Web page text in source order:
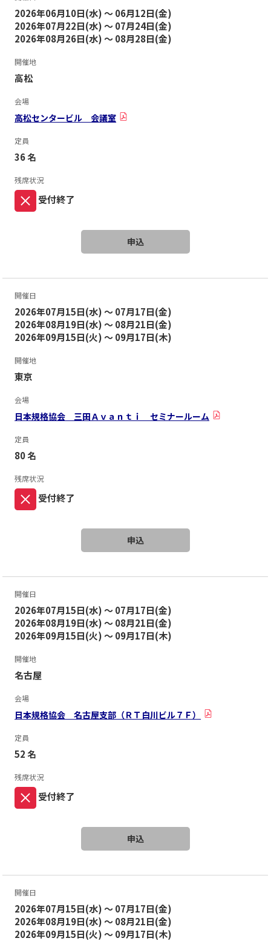
2026年06月10日(水) ～ 06月12日(金)
2026年07月22日(水) ～ 07月24日(金)
2026年08月26日(水) ～ 08月28日(金)
開催地
高松
会場
高松センタービル 会議室
定員
36 名
残席状況
受付終了
申込
開催日
2026年07月15日(水) ～ 07月17日(金)
2026年08月19日(水) ～ 08月21日(金)
2026年09月15日(火) ～ 09月17日(木)
開催地
東京
会場
日本規格協会 三田Ａｖａｎｔｉ セミナールーム
定員
80 名
残席状況
受付終了
申込
開催日
2026年07月15日(水) ～ 07月17日(金)
2026年08月19日(水) ～ 08月21日(金)
2026年09月15日(火) ～ 09月17日(木)
開催地
名古屋
会場
日本規格協会 名古屋支部（ＲＴ白川ビル７Ｆ）
定員
52 名
残席状況
受付終了
申込
開催日
2026年07月15日(水) ～ 07月17日(金)
2026年08月19日(水) ～ 08月21日(金)
2026年09月15日(火) ～ 09月17日(木)